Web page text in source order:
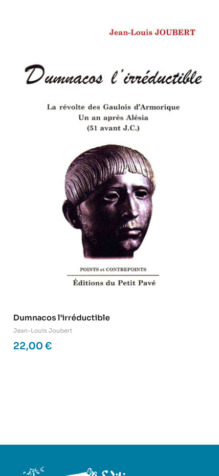
Dumnacos l’irréductible
Jean-Louis Joubert
22,00 €